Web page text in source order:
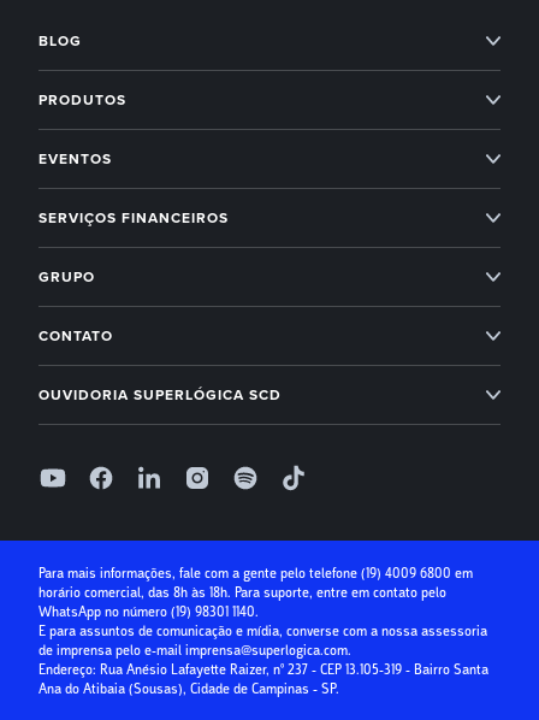
BLOG
Imobiliárias
Next
Novidades Superlógica
PRODUTOS
Administração condominial
Imobiliárias
Módulo Financeiro
Controle de acesso
Superlógica IA
EVENTOS
Superlógica Next
SERVIÇOS FINANCEIROS
Entenda o Inadimplência Zero
Receber com boleto
Crédito para Condomínios
Paybox
GRUPO
Arbo
CONTATO
OUVIDORIA SUPERLÓGICA SCD
Seg à Sex, das 9h às 18h, exceto feriados
Para mais informações, fale com a gente pelo telefone (19) 4009 6800 em
horário comercial, das 8h às 18h. Para suporte, entre em contato pelo
WhatsApp no número (19) 98301 1140.
E para assuntos de comunicação e mídia, converse com a nossa assessoria
de imprensa pelo e-mail imprensa@superlogica.com.
Endereço: Rua Anésio Lafayette Raizer, nº 237 - CEP 13.105-319 - Bairro Santa
Ana do Atibaia (Sousas), Cidade de Campinas - SP.